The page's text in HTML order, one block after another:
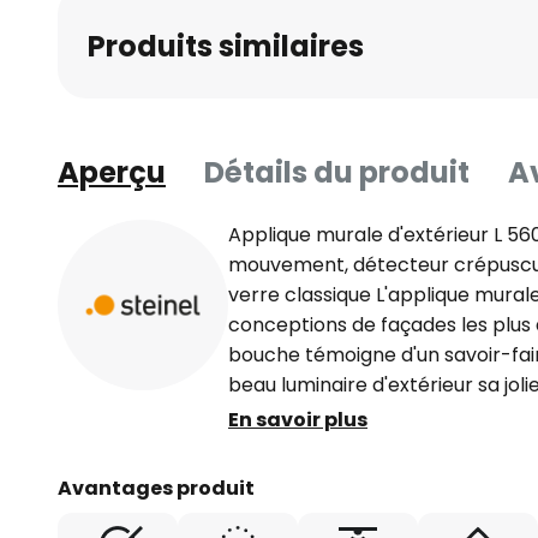
Produits similaires
Aperçu Détails du produit
Applique murale d'extérieur L
mouvement, détecteur
verre classique L'applique
conceptions de façades les
bouche témoigne d'un savoir-
beau luminaire d'extérieur sa
Fresnel peut être orientée
conditions locales. Des plaques
En savoir plus
Avantages produit